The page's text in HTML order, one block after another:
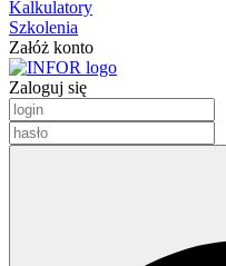
Kalkulatory
Szkolenia
Załóż konto
Zaloguj się